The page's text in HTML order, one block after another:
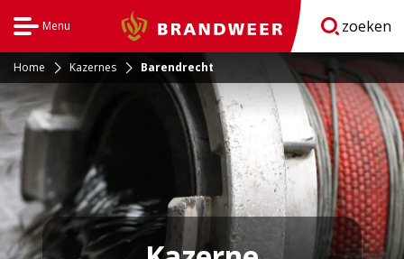
Menu Brandweer zoeken
Home Kazernes Barendrecht